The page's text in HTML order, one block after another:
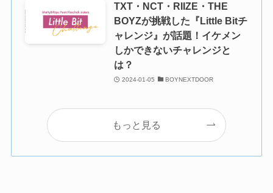
TXT・NCT・RIIZE・THE
BOYZが挑戦した『Little Bitチ
ャレンジ』が話題！イケメン
しかできないチャレンジと
は？
2024-01-05 BOYNEXTDOOR
もっと見る